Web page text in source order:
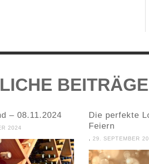
BEITRÄGE
– 08.11.2024
2024
Die perfekte
Feiern
29. SEPTEMBER